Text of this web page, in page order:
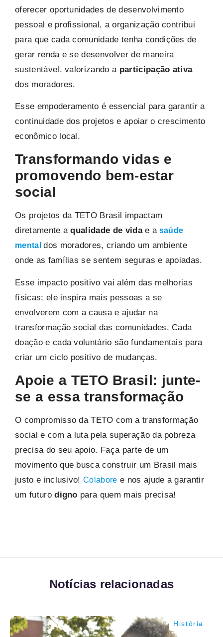
oferecer oportunidades de desenvolvimento
pessoal e profissional, a organização contribui
para que cada comunidade tenha condições de
gerar renda e se desenvolver de maneira
sustentável, valorizando a participação ativa
dos moradores.
Esse empoderamento é essencial para garantir a
continuidade dos projetos e apoiar o crescimento
econômico local.
Transformando vidas e
promovendo bem-estar
social
Os projetos da TETO Brasil impactam
diretamente aqualidade de vidae a saúde
mental dos moradores, criando um ambiente
onde as famílias se sentem seguras e apoiadas.
Esse impacto positivo vai além das melhorias
físicas; ele inspira mais pessoas a se
envolverem com a causa e ajudar na
transformação social das comunidades. Cada
doação e cada voluntário são fundamentais para
criar um ciclo positivo de mudanças.
Apoie a TETO Brasil: junte-
se a essa transformação
O compromisso da TETO com a transformação
social e com a luta pela superação da pobreza
precisa do seu apoio. Faça parte de um
movimento que busca construir um Brasil mais
justo e inclusivo!Colabore e nos ajude a garantir
um futurodigno para quem mais precisa!
Notícias relacionadas
História